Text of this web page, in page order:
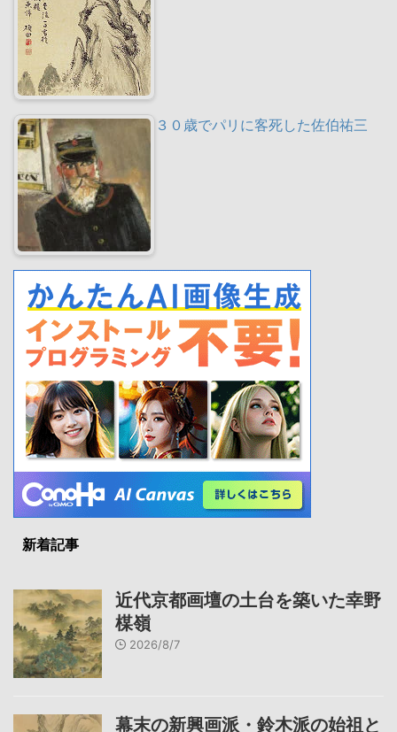
３０歳でパリに客死した佐伯祐三
新着記事
近代京都画壇の土台を築いた幸野
楳嶺
2026/8/7
幕末の新興画派・鈴木派の始祖と